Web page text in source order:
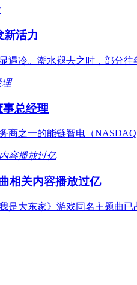
新活力
遇冷。潮水褪去之时，部分
总经理
商之一的能链智电（
相关内容播放过亿
是大东家》游戏同名主题曲